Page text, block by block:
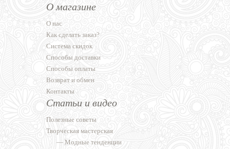
О магазине
О нас
Как сделать заказ?
Система скидок
Способы доставки
Способы оплаты
Возврат и обмен
Контакты
Статьи и видео
Полезные советы
Творческая мастерская
— Модные тенденции